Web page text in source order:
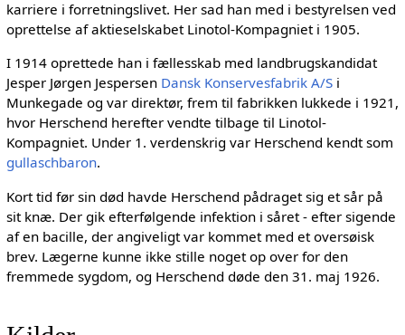
karriere i forretningslivet. Her sad han med i bestyrelsen ved
oprettelse af aktieselskabet Linotol-Kompagniet i 1905.
I 1914 oprettede han i fællesskab med landbrugskandidat
Jesper Jørgen Jespersen Dansk Konservesfabrik A/Si
Munkegade og var direktør, frem til fabrikken lukkede i 1921,
hvor Herschend herefter vendte tilbage til Linotol-
Kompagniet. Under 1. verdenskrig var Herschend kendt som
gullaschbaron.
Kort tid før sin død havde Herschend pådraget sig et sår på
sit knæ. Der gik efterfølgende infektion i såret - efter sigende
af en bacille, der angiveligt var kommet med et oversøisk
brev. Lægerne kunne ikke stille noget op over for den
fremmede sygdom, og Herschend døde den 31. maj 1926.